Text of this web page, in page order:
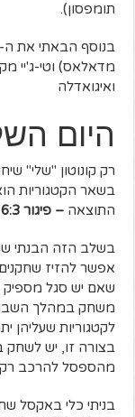
תומפסון).
ואיגואדלה
היום
בשאר הקטגוריות
התוצאה– פיגור 6:3
בשלב הזה הבנתי
אפשר להזיז
שאם יש סגל
משחק במהלך
לקטגוריות
בצורה זו, יש לשחק
מהספסל להרכב רק
בניתי כלי באקסל